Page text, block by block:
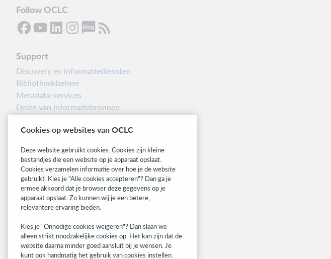
Follow OCLC
Support
Discovery en informatiediensten
Bibliotheekbeheer
Metadata-services
Delen van informatiebronnen
Informatie over releases
Related sites
OCLC.org
BibFormats
Community
WebJunction
Developer Network
Cookies op websites van OCLC
Deze website gebruikt cookies. Cookies zijn kleine
bestandjes die een website op je apparaat opslaat.
Cookies verzamelen informatie over hoe je de website
gebruikt. Kies je "Alle cookies accepteren"? Dan ga je
ermee akkoord dat je browser deze gegevens op je
apparaat opslaat. Zo kunnen wij je een betere,
relevantere ervaring bieden.
Kies je "Onnodige cookies weigeren"? Dan slaan we
alleen strikt noodzakelijke cookies op. Het kan zijn dat de
website daarna minder goed aansluit bij je wensen. Je
kunt ook handmatig het gebruik van cookies instellen.